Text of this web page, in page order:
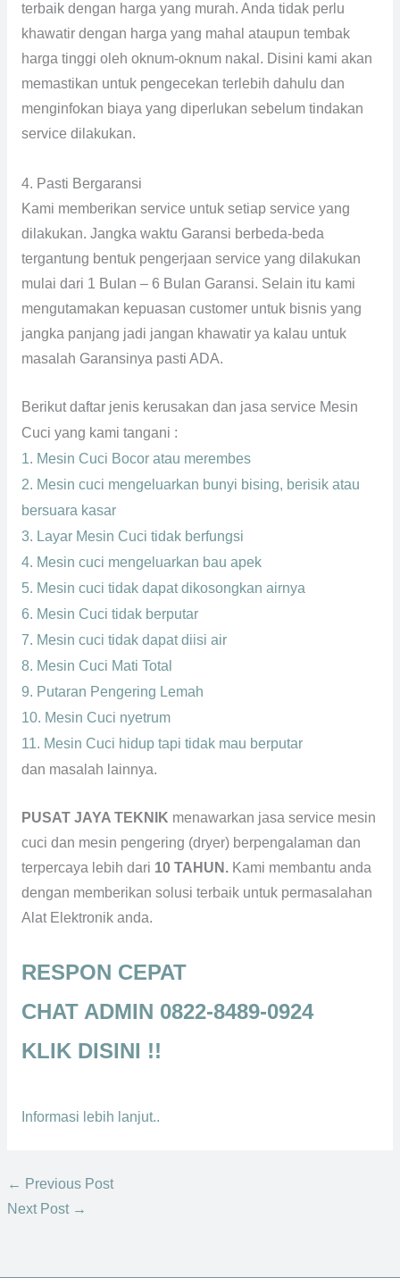
terbaik dengan harga yang murah. Anda tidak perlu
khawatir dengan harga yang mahal ataupun tembak
harga tinggi oleh oknum-oknum nakal. Disini kami akan
memastikan untuk pengecekan terlebih dahulu dan
menginfokan biaya yang diperlukan sebelum tindakan
service dilakukan.
4. Pasti Bergaransi
Kami memberikan service untuk setiap service yang
dilakukan. Jangka waktu Garansi berbeda-beda
tergantung bentuk pengerjaan service yang dilakukan
mulai dari 1 Bulan – 6 Bulan Garansi. Selain itu kami
mengutamakan kepuasan customer untuk bisnis yang
jangka panjang jadi jangan khawatir ya kalau untuk
masalah Garansinya pasti ADA.
Berikut daftar jenis kerusakan dan jasa service Mesin
Cuci yang kami tangani :
1. Mesin Cuci Bocor atau merembes
2. Mesin cuci mengeluarkan bunyi bising, berisik atau
bersuara kasar
3. Layar Mesin Cuci tidak berfungsi
4. Mesin cuci mengeluarkan bau apek
5. Mesin cuci tidak dapat dikosongkan airnya
6. Mesin Cuci tidak berputar
7. Mesin cuci tidak dapat diisi air
8. Mesin Cuci Mati Total
9. Putaran Pengering Lemah
10. Mesin Cuci nyetrum
11. Mesin Cuci hidup tapi tidak mau berputar
dan masalah lainnya.
PUSAT JAYA TEKNIK menawarkan jasa service mesin
cuci dan mesin pengering (dryer) berpengalaman dan
terpercaya lebih dari 10 TAHUN.Kami membantu anda
dengan memberikan solusi terbaik untuk permasalahan
Alat Elektronik anda.
RESPON CEPAT
CHAT ADMIN 0822-8489-0924
KLIK DISINI !!
Informasi lebih lanjut..
← Previous Post
Next Post →